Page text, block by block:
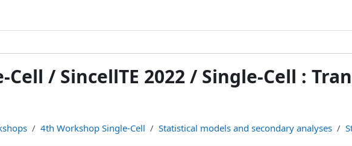
/ SincellTE 2022 / Single-Cell :
4th Workshop Single-Cell Statistical models and secondary analyses